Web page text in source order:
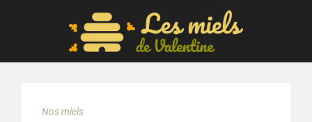
Nos miels